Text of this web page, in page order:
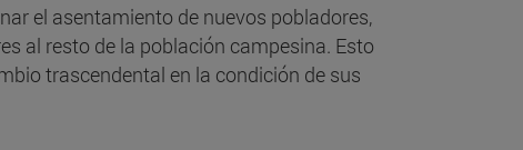
el asentamiento de nuevos pobladores,
al resto de la población campesina. Esto
trascendental en la condición de sus